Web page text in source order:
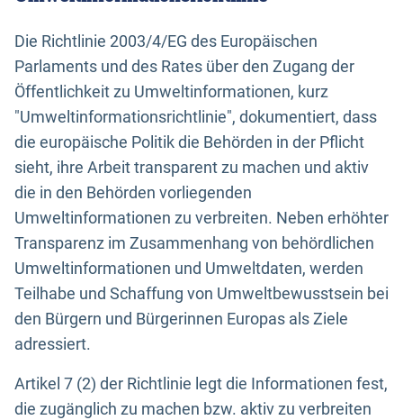
Die Richtlinie 2003/4/EG des Europäischen
Parlaments und des Rates über den Zugang der
Öffentlichkeit zu Umweltinformationen, kurz
"Umweltinformationsrichtlinie", dokumentiert, dass
die europäische Politik die Behörden in der Pflicht
sieht, ihre Arbeit transparent zu machen und aktiv
die in den Behörden vorliegenden
Umweltinformationen zu verbreiten. Neben erhöhter
Transparenz im Zusammenhang von behördlichen
Umweltinformationen und Umweltdaten, werden
Teilhabe und Schaffung von Umweltbewusstsein bei
den Bürgern und Bürgerinnen Europas als Ziele
adressiert.
Artikel 7 (2) der Richtlinie legt die Informationen fest,
die zugänglich zu machen bzw. aktiv zu verbreiten